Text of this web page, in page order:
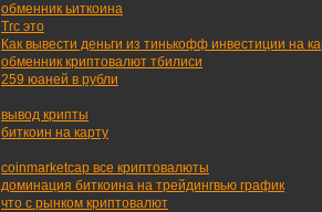
обменник ьиткоина
Trc это
Как вывести деньги из тинькофф инвестиции на
обменник криптовалют тбилиси
259 юаней в рубли
вывод крипты
биткоин на карту
coinmarketcap все криптовалюты
доминация биткоина на трейдингвью график
что с рынком криптовалют